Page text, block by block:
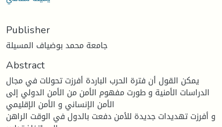
Publisher
جامعة محمد بوضياف المسيلة
Abstract
يمكن القول أن فترة الحرب الباردة أفرزت تحولات في مجال
الدراسات الأمنية و طورت مفهوم الأمن من الأمن الدولي إلى
الأمن الإنساني و الأمن الإقليمي
و أفرزت تهديدات جديدة للأمن دفعت بالدول في الوقت الراهن